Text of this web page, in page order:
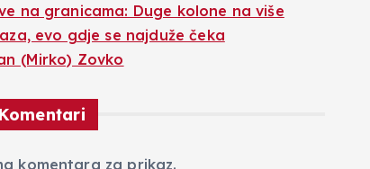
na granicama: Duge kolone na više
evo gdje se najduže čeka
(Mirko) Zovko
Komentari
komentara za prikaz.